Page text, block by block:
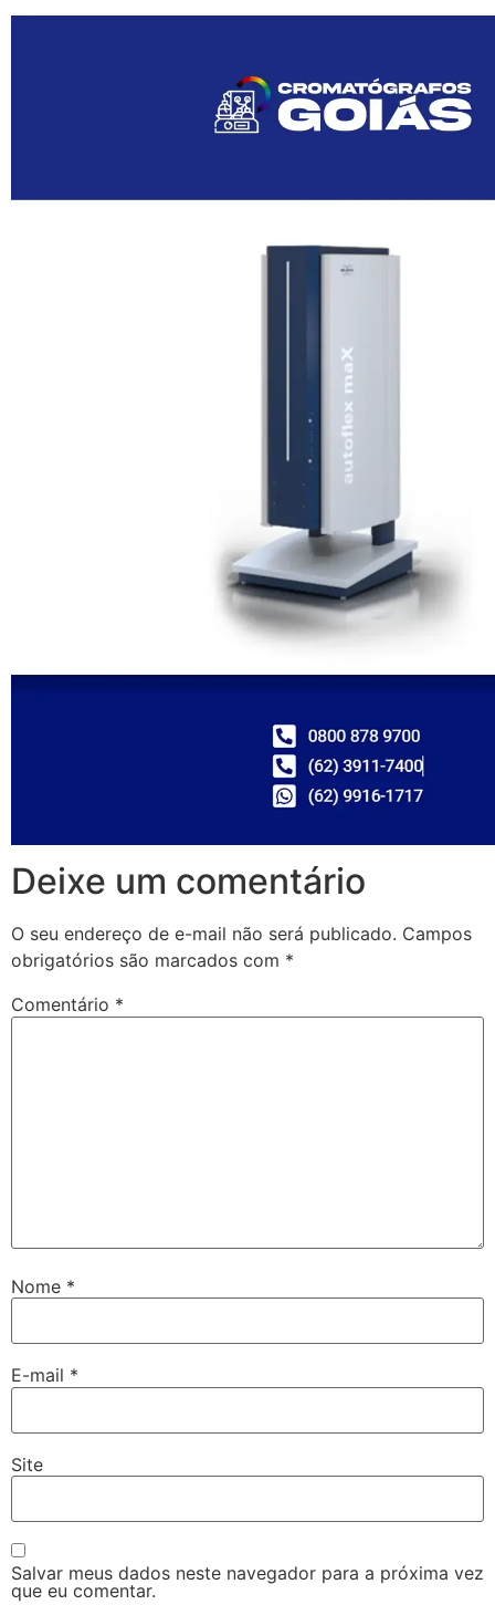
Deixe um comentário
O seu endereço de e-mail não será publicado. Campos
obrigatórios são marcados com *
Comentário *
Nome *
E-mail *
Site
Salvar meus dados neste navegador para a próxima vez
que eu comentar.